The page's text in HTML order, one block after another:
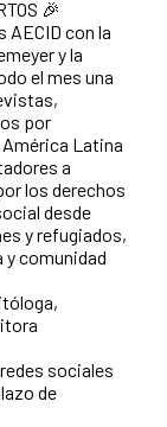
🎉
AECID con la
y la
el mes una
por
Latina
a
los derechos
desde
y refugiados,
comunidad
redes sociales
de